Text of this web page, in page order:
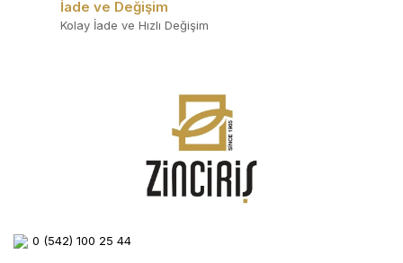
İade ve Değişim
Kolay İade ve Hızlı Değişim
0 (542) 100 25 44